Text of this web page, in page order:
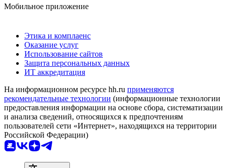
Мобильное приложение
Этика и комплаенс
Оказание услуг
Использование сайтов
Защита персональных данных
ИТ аккредитация
На информационном ресурсе hh.ru применяются
рекомендательные технологии (информационные технологии
предоставления информации на основе сбора, систематизации
и анализа сведений, относящихся к предпочтениям
пользователей сети «Интернет», находящихся на территории
Российской Федерации)